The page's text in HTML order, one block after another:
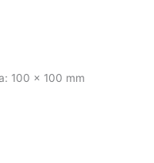
100 x 100 mm